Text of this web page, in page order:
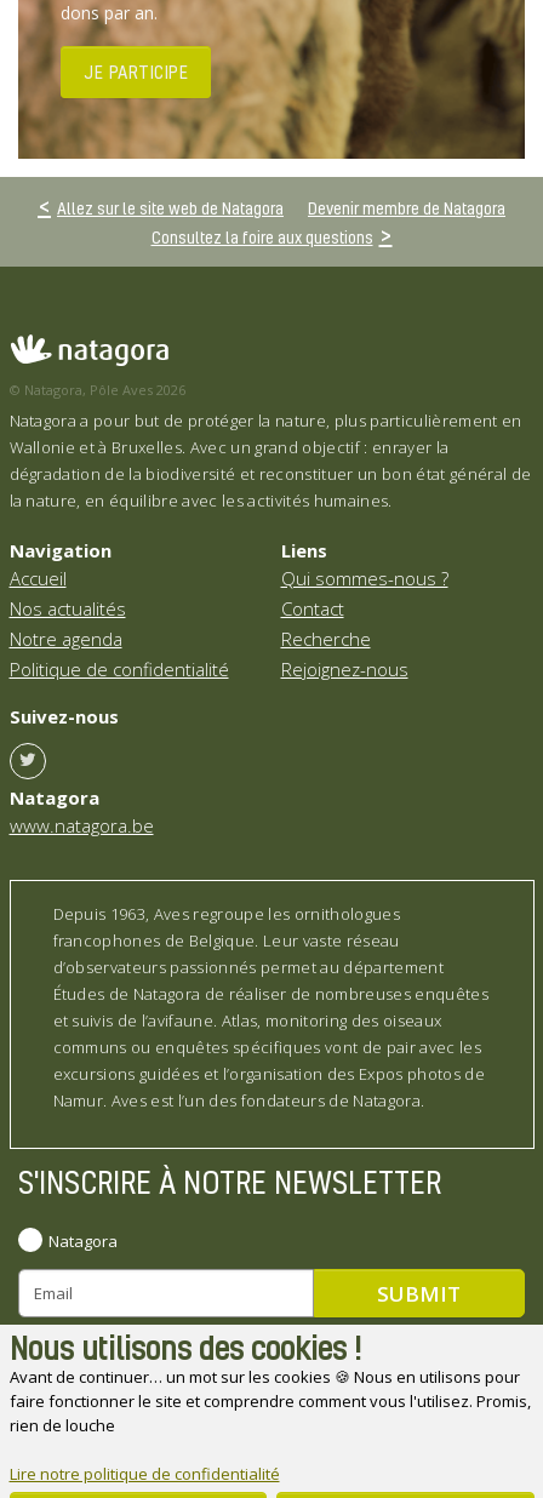
Nous utilisons des cookies !
Avant de continuer… un mot sur les cookies 🍪 Nous en utilisons pour
faire fonctionner le site et comprendre comment vous l'utilisez. Promis,
rien de louche
Lire notre politique de confidentialité
dons par an.
JE PARTICIPE
Allez sur le site web de Natagora
Devenir membre de Natagora
Consultez la foire aux questions
© Natagora, Pôle Aves 2026
Natagora a pour but de protéger la nature, plus particulièrement en
Wallonie et à Bruxelles. Avec un grand objectif : enrayer la
dégradation de la biodiversité et reconstituer un bon état général de
la nature, en équilibre avec les activités humaines.
Navigation
Accueil
Nos actualités
Notre agenda
Politique de confidentialité
Liens
Qui sommes-nous ?
Contact
Recherche
Rejoignez-nous
Suivez-nous
Natagora
www.natagora.be
Depuis 1963, Aves regroupe les ornithologues
francophones de Belgique. Leur vaste réseau
d’observateurs passionnés permet au département
Études de Natagora de réaliser de nombreuses enquêtes
et suivis de l’avifaune. Atlas, monitoring des oiseaux
communs ou enquêtes spécifiques vont de pair avec les
excursions guidées et l’organisation des Expos photos de
Namur. Aves est l’un des fondateurs de Natagora.
S'INSCRIRE À NOTRE NEWSLETTER
Natagora
Natagora souhaite remercier ses partenaires